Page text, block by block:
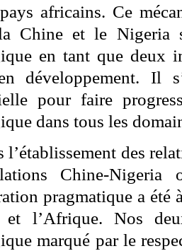
africains. Ce
Chine et le Nigeria
en tant que deux
développement. Il
pour faire
dans tous les
l’établissement des
Chine-
pragmatique a été
et l’Afrique. Nos
marqué par le